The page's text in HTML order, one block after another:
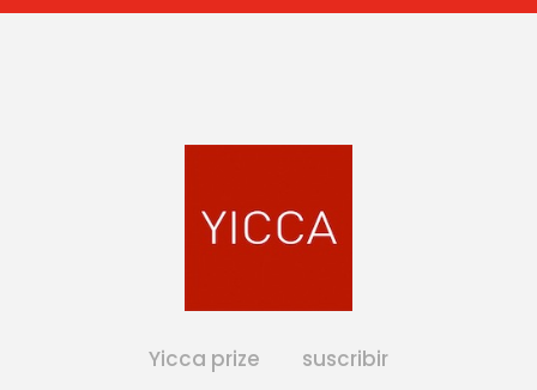
Yicca prize suscribir